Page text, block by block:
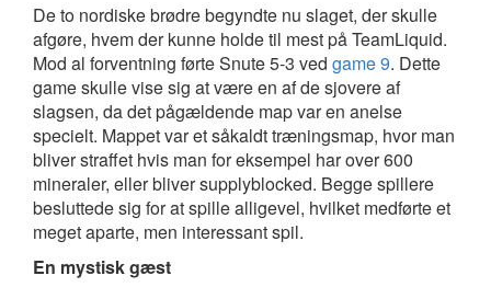
De to nordiske brødre begyndte nu slaget, der skulle
afgøre, hvem der kunne holde til mest på TeamLiquid.
Mod al forventning førte Snute 5-3 ved game 9. Dette
game skulle vise sig at være en af de sjovere af
slagsen, da det pågældende map var en anelse
specielt. Mappet var et såkaldt træningsmap, hvor man
bliver straffet hvis man for eksempel har over 600
mineraler, eller bliver supplyblocked. Begge spillere
besluttede sig for at spille alligevel, hvilket medførte et
meget aparte, men interessant spil.
En mystisk gæst